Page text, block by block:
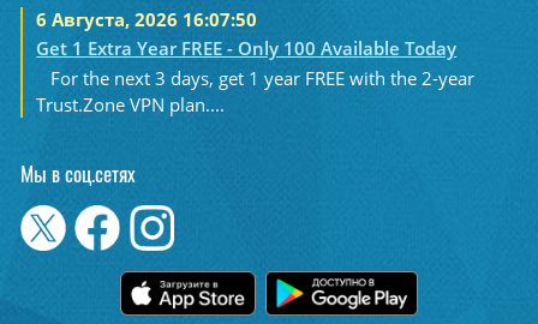
6 Августа, 2026 16:07:50
Get 1 Extra Year FREE - Only 100 Available Today
For the next 3 days, get 1 year FREE with the 2-year
Trust.Zone VPN plan....
Мы в соц.сетях